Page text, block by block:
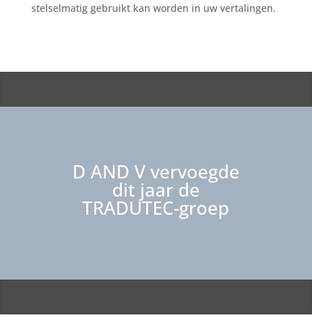
stelselmatig gebruikt kan worden in uw vertalingen.
D AND V vervoegde
dit jaar de
TRADUTEC-groep